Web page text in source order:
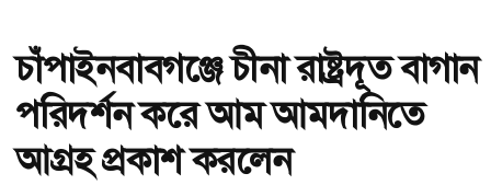
চাঁপাইনবাবগঞ্জে চীনা রাষ্ট্রদূত বাগান
পরিদর্শন করে আম আমদানিতে
আগ্রহ প্রকাশ করলেন